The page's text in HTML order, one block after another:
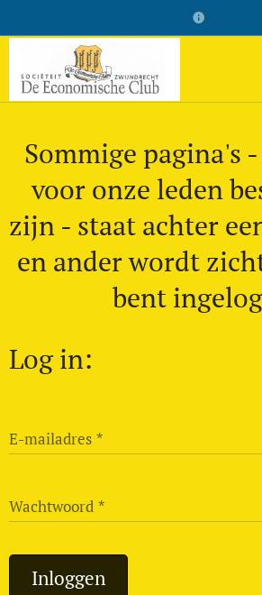
Sommige pagina's
voor onze leden
zijn - staat achter
en ander wordt
bent
Log in:
E-mailadres
Wachtwoord
Inloggen